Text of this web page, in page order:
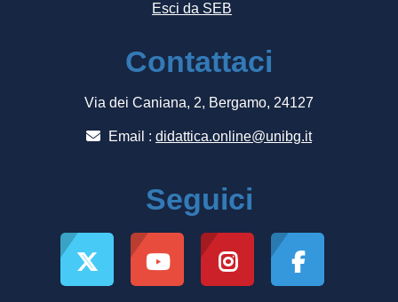
Esci da SEB
Contattaci
Via dei Caniana, 2, Bergamo, 24127
Email : didattica.online@unibg.it
Seguici